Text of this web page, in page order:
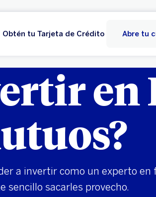
Obtén tu Tarjeta de Crédito Abre tu
en
a invertir como un experto
sencillo sacarles provecho.